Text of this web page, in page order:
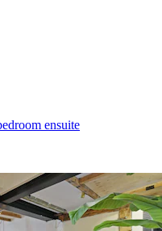
ensuite